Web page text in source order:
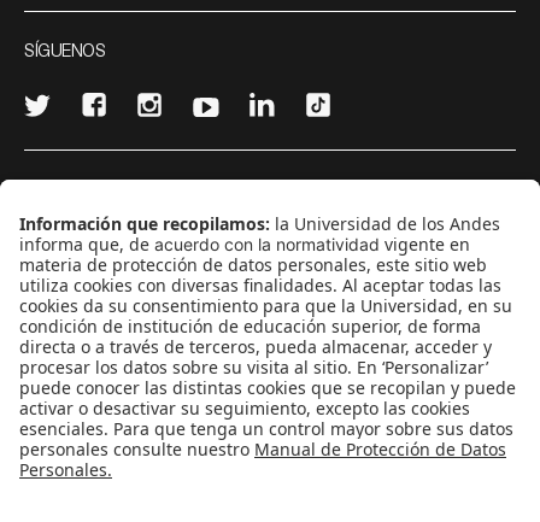
SÍGUENOS
CONTÁCTANOS
cerosetenta@uniandes.edu.co
BOGOTÁ, COLOMBIA
NEWSLETTER